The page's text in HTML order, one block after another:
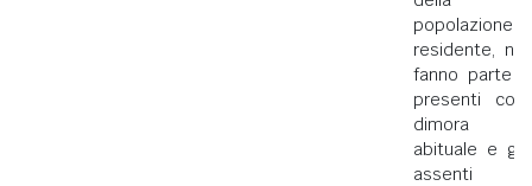
popolazione
residente, ne
fanno parte i
presenti con
dimora
abituale e gli
assenti